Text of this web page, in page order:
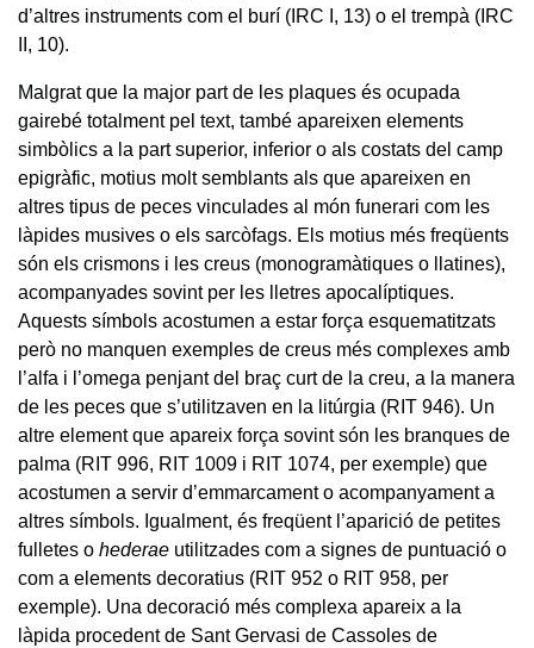
d’altres instruments com el burí (IRC I, 13) o el trempà (IRC
II, 10).
Malgrat que la major part de les plaques és ocupada
gairebé totalment pel text, també apareixen elements
simbòlics a la part superior, inferior o als costats del camp
epigràfic, motius molt semblants als que apareixen en
altres tipus de peces vinculades al món funerari com les
làpides musives o els sarcòfags. Els motius més freqüents
són els crismons i les creus (monogramàtiques o llatines),
acompanyades sovint per les lletres apocalíptiques.
Aquests símbols acostumen a estar força esquematitzats
però no manquen exemples de creus més complexes amb
l’alfa i l’omega penjant del braç curt de la creu, a la manera
de les peces que s’utilitzaven en la litúrgia (RIT 946). Un
altre element que apareix força sovint són les branques de
palma (RIT 996, RIT 1009 i RIT 1074, per exemple) que
acostumen a servir d’emmarcament o acompanyament a
altres símbols. Igualment, és freqüent l’aparició de petites
fulletes o hederae utilitzades com a signes de puntuació o
com a elements decoratius (RIT 952 o RIT 958, per
exemple). Una decoració més complexa apareix a la
làpida procedent de Sant Gervasi de Cassoles de